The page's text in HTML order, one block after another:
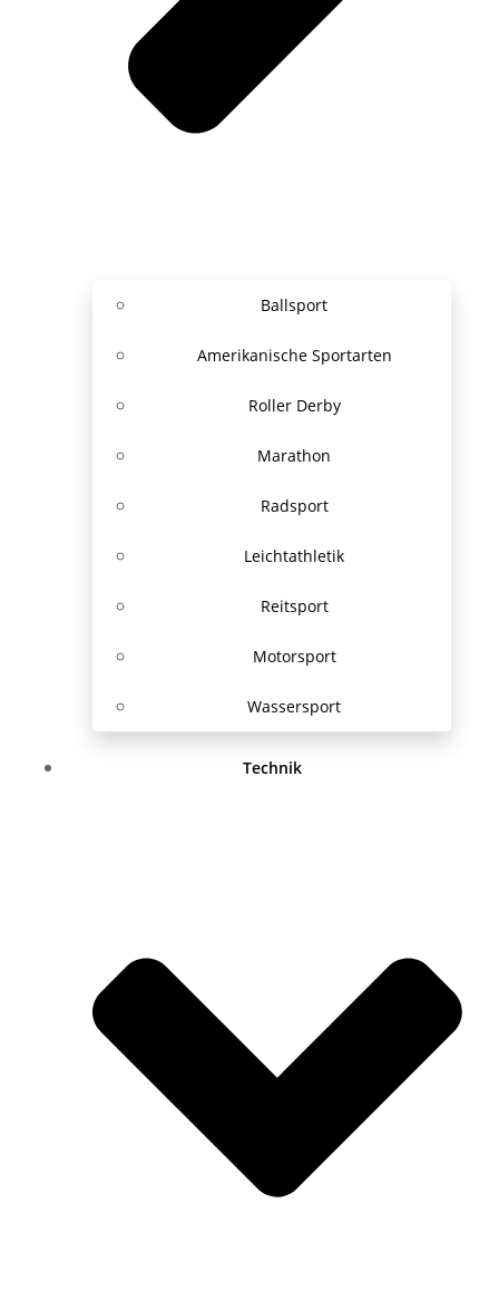
Ballsport
Amerikanische Sportarten
Roller Derby
Marathon
Radsport
Leichtathletik
Reitsport
Motorsport
Wassersport
Technik